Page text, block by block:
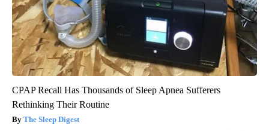
CPAP Recall Has Thousands of Sleep Apnea Sufferers
Rethinking Their Routine
The Sleep Digest